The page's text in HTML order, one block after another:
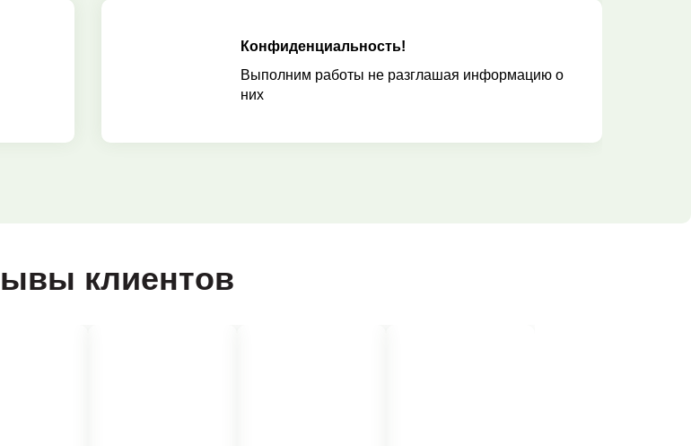
Конфиденциальность!
Выполним работы не разглашая информацию о
них
клиентов